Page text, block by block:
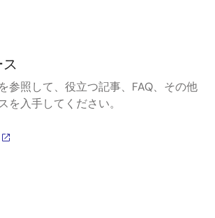
参照して、役立つ記事、FAQ、その他
を入手してください。